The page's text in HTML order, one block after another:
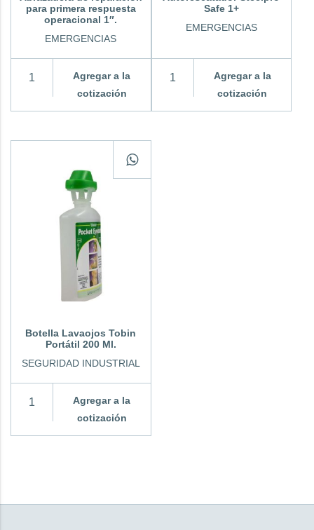
para primera respuesta
operacional 1″.
EMERGENCIAS
Agregar a la
cotización
Safe 1+
EMERGENCIAS
Agregar a la
cotización
Botella Lavaojos Tobin
Portátil 200 Ml.
SEGURIDAD INDUSTRIAL
Agregar a la
cotización